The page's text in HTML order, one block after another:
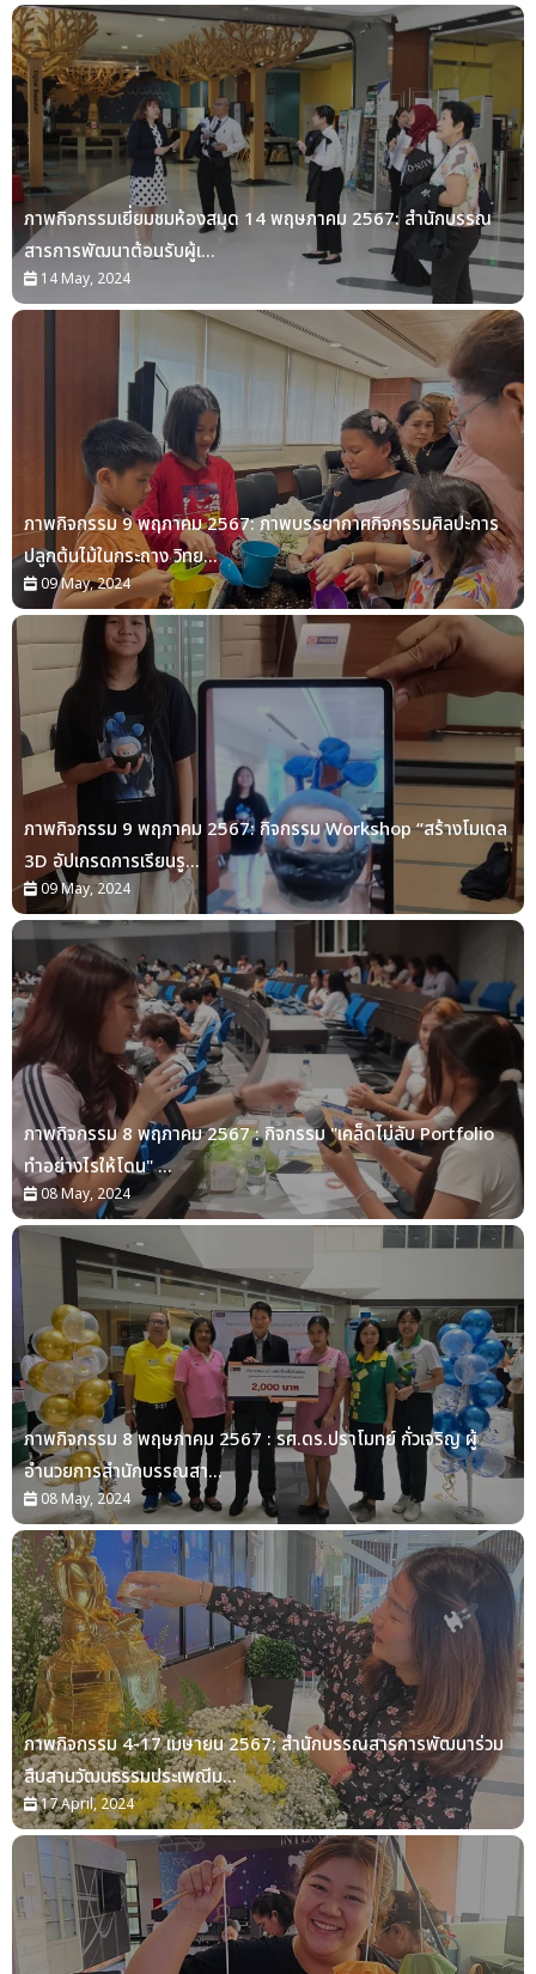
ภาพกิจกรรมเยี่ยมชมห้องสมุด 14 พฤษภาคม 2567: สำนักบรรณ
สารการพัฒนาต้อนรับผู้เ...
14 May, 2024
ภาพกิจกรรม 9 พฤภาคม 2567: ภาพบรรยากาศกิจกรรมศิลปะการ
ปลูกต้นไม้ในกระถาง วิทย...
09 May, 2024
ภาพกิจกรรม 9 พฤภาคม 2567: กิจกรรม Workshop “สร้างโมเดล
3D อัปเกรดการเรียนรู...
09 May, 2024
ภาพกิจกรรม 8 พฤภาคม 2567 : กิจกรรม "เคล็ดไม่ลับ Portfolio
ทำอย่างไรให้โดน" ...
08 May, 2024
ภาพกิจกรรม 8 พฤษภาคม 2567 : รศ.ดร.ปราโมทย์ กั่วเจริญ ผู้
อำนวยการสำนักบรรณสา...
08 May, 2024
ภาพกิจกรรม 4-17 เมษายน 2567: สำนักบรรณสารการพัฒนาร่วม
สืบสานวัฒนธรรมประเพณีม...
17 April, 2024